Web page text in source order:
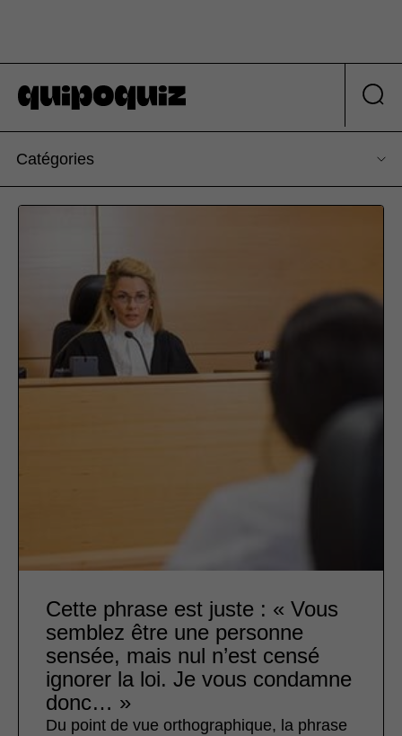
Catégories
Cette phrase est juste : « Vous
semblez être une personne
sensée, mais nul n’est censé
ignorer la loi. Je vous condamne
donc… »
Du point de vue orthographique, la phrase